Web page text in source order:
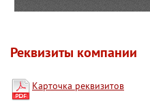
Реквизиты компании
Карточка реквизитов